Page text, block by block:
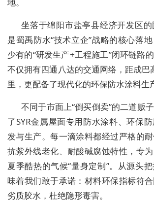
地。
坐落于绵阳市盐亭县经济开发区
是蜀禹防水“技术立企”战略的核心落
少有的“研发生产+工程施工”闭环链路
不仅拥有四通八达的交通网络，距成巴
里，更配备了现代化的环保防水涂料生
不同于市面上“倒买倒卖”的二道贩
了SYR金属屋面专用防水涂料、环保
发与生产。每一滴涂料都经过严格的
抗紫外线老化、耐酸碱腐蚀特性，专为
夏季酷热的气候“量身定制”。从源头
味着我们敢于承诺： 材料环保指标符
劣质胶水，杜绝隐形毒害。